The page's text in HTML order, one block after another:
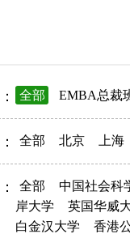
全部 EMBA总裁
全部 北京 上海
全部 中国社会科
岸大学
英国华威
白金汉大学
香港